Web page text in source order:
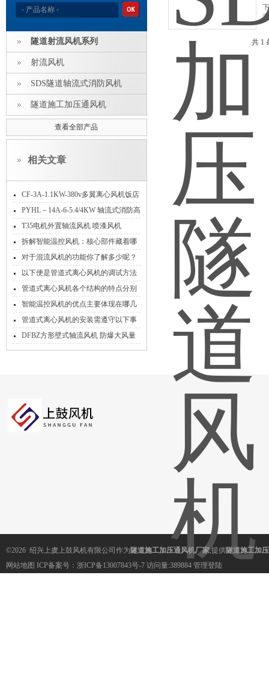
隧道射流风机系列
射流风机
SDS隧道轴流式消防风机
隧道施工加压通风机
查看全部产品
相关文章
CF-3A-1.1KW-380v多翼离心风机饭店
厨房排油烟
PYHL－14A-6-5.4/4KW 轴流式消防高
温排烟混流风机
T35电机外置轴流风机 喷漆风机
拆解智能温控风机：核心部件藏着哪
些温控“黑科技”？
对于混流风机的功能你了解多少呢？
以下便是管道式离心风机的调试方法
管道式离心风机各个结构的特点分别
是什么
智能温控风机的优点主要体现在哪几
方面呢？
管道式离心风机的安装需遵守以下事
项
DFBZ方形壁式轴流风机 防爆大风量
防逆流雨
共 1
©2026 绍兴上虞上鼓风机有限公司作为隧道施工加压通风机厂家,提供隧道施工加
网站地图 ICP备案号： 浙ICP备13007843号-7 访问量:389884 管理登陆